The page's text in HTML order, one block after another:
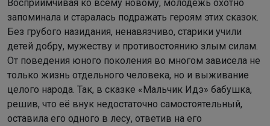
Восприимчивая ко всему новому, молодёжь охотно
запоминала и старалась подражать героям этих сказок.
Без грубого назидания, ненавязчиво, старики учили
детей добру, мужеству и противостоянию злым силам.
От поведения юного поколения во многом зависела не
только жизнь отдельного человека, но и выживание
целого народа. Так, в сказке «Мальчик Идэ» бабушка,
решив, что её внук недостаточно самостоятельный,
оставила его одного в лесу, ответив на его